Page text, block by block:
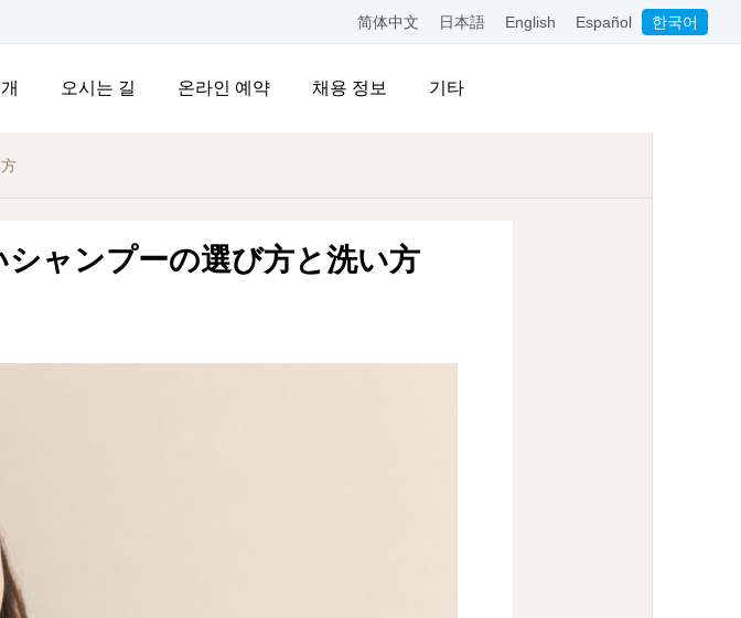
简体中文 日本語 English Español 한국어
오시는 길 온라인 예약 채용 정보 기타
ャンプーの選び方と洗い方